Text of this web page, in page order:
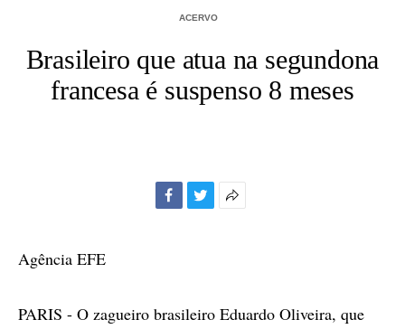
ACERVO
Brasileiro que atua na segundona
francesa é suspenso 8 meses
Agência EFE
PARIS - O zagueiro brasileiro Eduardo Oliveira, que